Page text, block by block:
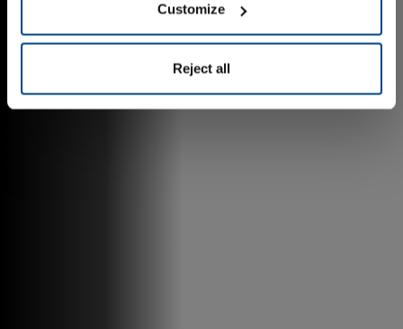
Customize
Reject all